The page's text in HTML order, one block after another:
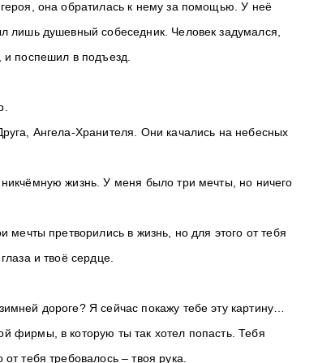
она обратилась к нему за помощью. У неё
лишь душевный собеседник. Человек задумался,
и поспешил в подъезд.
Ангела-Хранителя. Они качались на небесных
жизнь. У меня было три мечты, но ничего
претворились в жизнь, но для этого от тебя
и твоё сердце.
дороге? Я сейчас покажу тебе эту картину…
фирмы, в которую ты так хотел попасть. Тебя
тебя требовалось – твоя рука.